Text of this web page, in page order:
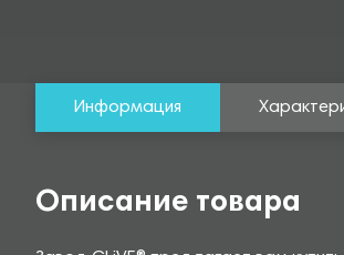
Информация
Описание товара